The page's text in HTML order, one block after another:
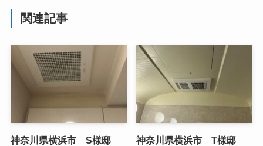
関連記事
神奈川県横浜市 S様邸
神奈川県横浜市 T様邸